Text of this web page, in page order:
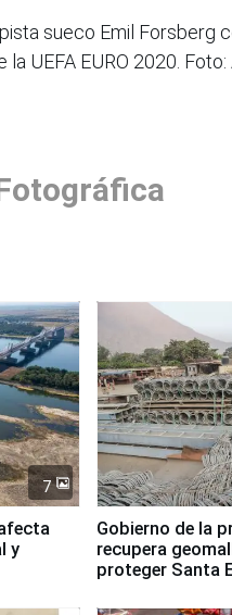
sueco Emil Forsberg
UEFA EURO 2020. Foto:
7
y
Gobierno de la
recupera
proteger Santa